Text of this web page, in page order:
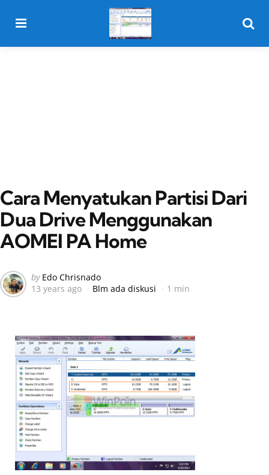
Cara Menyatukan Partisi Dari
Dua Drive Menggunakan
AOMEI PA Home
Posted
by
by Edo Chrisnado
13 years ago
Blm ada diskusi 1 min